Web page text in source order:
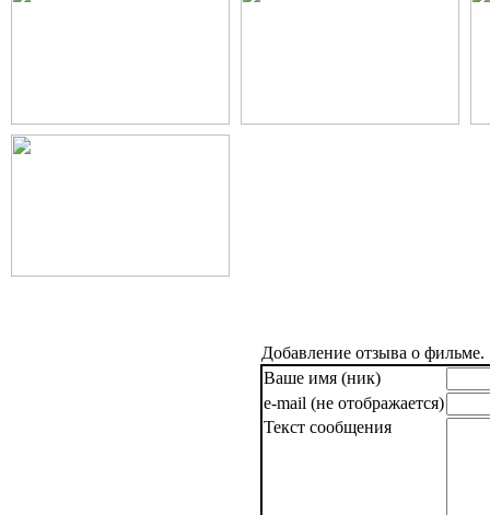
Добавление отзыва о фильме.
Ваше имя (ник)
e-mail (не отображается)
Текст сообщения